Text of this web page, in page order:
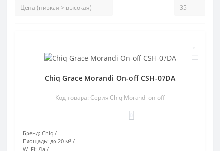
Chiq Grace Morandi On-off CSH-07DA
Код товара: Серия Chiq Morandi on-off
Бренд: Chiq
Площадь: до 20 м²
Wi-Fi: Да